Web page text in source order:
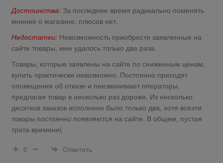
Достоинства: За последнее время радикально поменять
мнение о магазине, плюсов нет.
Недостатки: Невозможность приобрести заявленные на
сайте товары, мне удалось только два раза.
Товары, которые заявлены на сайте по сниженным ценам,
купить практически невозможно. Постоянно приходят
оповещения об отказе и пеезванивают операторы,
предлагая товар в несколько раз дороже. Из несколько
десятков заказов исполнено было только два, хотя всеэти
товары постоянно появляются на сайте. В общем, пустая
трата времени(
0
Ответить